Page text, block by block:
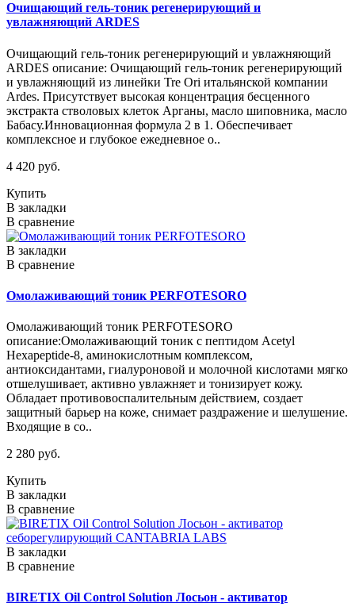
Очищающий гель-тоник регенерирующий и
увлажняющий ARDES
Очищающий гель-тоник регенерирующий и увлажняющий
ARDES описание: Очищающий гель-тоник регенерирующий
и увлажняющий из линейки Tre Ori итальянской компании
Ardes. Присутствует высокая концентрация бесценного
экстракта стволовых клеток Арганы, масло шиповника, масло
Бабасу.Инновационная формула 2 в 1. Обеспечивает
комплексное и глубокое ежедневное о..
4 420 руб.
Купить
В закладки
В сравнение
В закладки
В сравнение
Омолаживающий тоник PERFOTESORO
Омолаживающий тоник PERFOTESORO
описание:Омолаживающий тоник с пептидом Acetyl
Hexapeptide-8, аминокислотным комплексом,
антиоксидантами, гиалуроновой и молочной кислотами мягко
отшелушивает, активно увлажняет и тонизирует кожу.
Обладает противовоспалительным действием, создает
защитный барьер на коже, снимает раздражение и шелушение.
Входящие в со..
2 280 руб.
Купить
В закладки
В сравнение
В закладки
В сравнение
BIRETIX Oil Control Solution Лосьон - активатор